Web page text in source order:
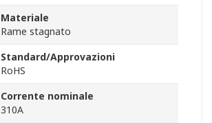
Materiale
Rame stagnato
Standard/Approvazioni
RoHS
Corrente nominale
310A